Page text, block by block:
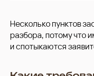
Несколько пунктов
разбора, потому что
и спотыкаются